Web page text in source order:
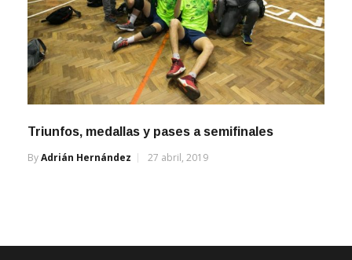
Triunfos, medallas y pases a semifinales
ByAdrián Hernández 27 abril, 2019